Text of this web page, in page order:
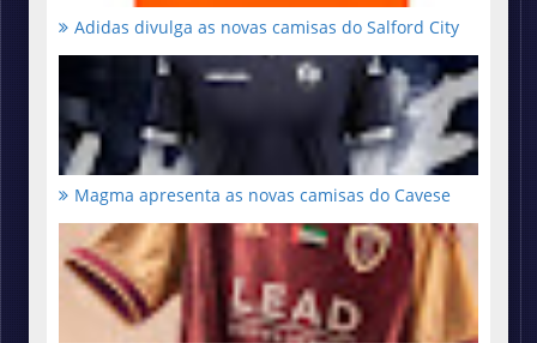
Adidas divulga as novas camisas do Salford City
Magma apresenta as novas camisas do Cavese